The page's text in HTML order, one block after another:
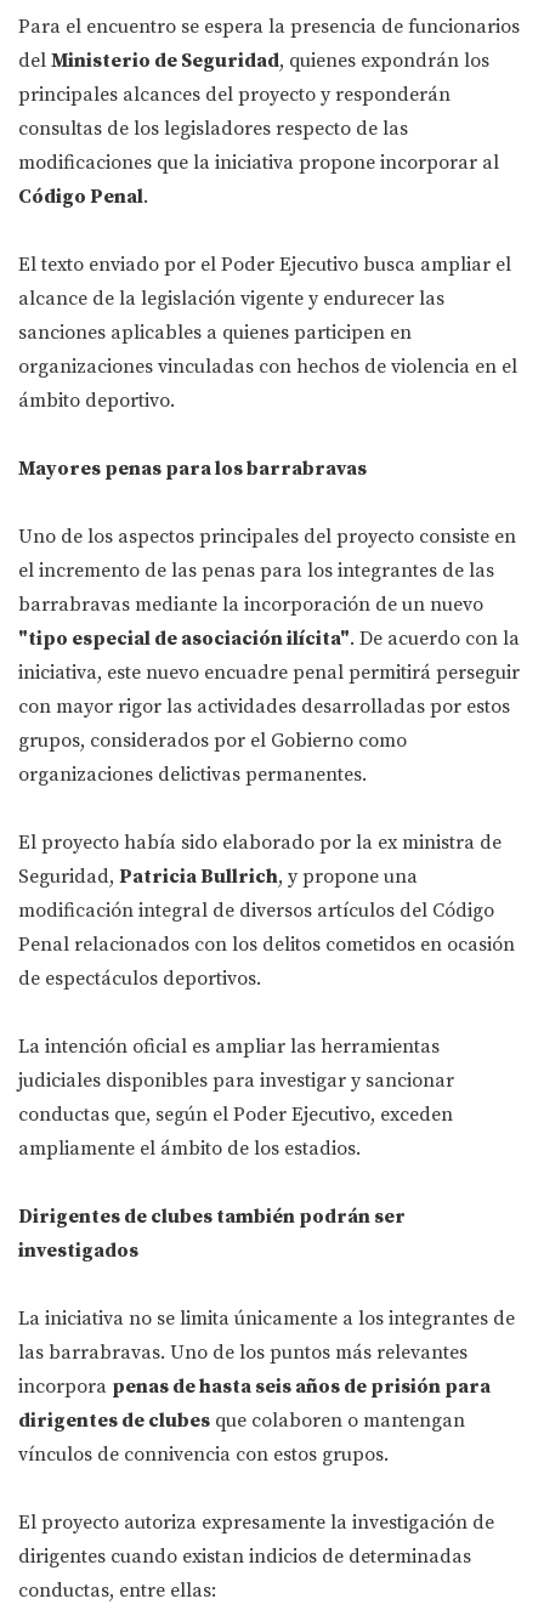
Para el encuentro se espera la presencia de funcionarios
del Ministerio de Seguridad, quienes expondrán los
principales alcances del proyecto y responderán
consultas de los legisladores respecto de las
modificaciones que la iniciativa propone incorporar al
Código Penal.
El texto enviado por el Poder Ejecutivo busca ampliar el
alcance de la legislación vigente y endurecer las
sanciones aplicables a quienes participen en
organizaciones vinculadas con hechos de violencia en el
ámbito deportivo.
Mayores penas para los barrabravas
Uno de los aspectos principales del proyecto consiste en
el incremento de las penas para los integrantes de las
barrabravas mediante la incorporación de un nuevo
"tipo especial de asociación ilícita". De acuerdo con la
iniciativa, este nuevo encuadre penal permitirá perseguir
con mayor rigor las actividades desarrolladas por estos
grupos, considerados por el Gobierno como
organizaciones delictivas permanentes.
El proyecto había sido elaborado por la ex ministra de
Seguridad, Patricia Bullrich, y propone una
modificación integral de diversos artículos del Código
Penal relacionados con los delitos cometidos en ocasión
de espectáculos deportivos.
La intención oficial es ampliar las herramientas
judiciales disponibles para investigar y sancionar
conductas que, según el Poder Ejecutivo, exceden
ampliamente el ámbito de los estadios.
Dirigentes de clubes también podrán ser
investigados
La iniciativa no se limita únicamente a los integrantes de
las barrabravas. Uno de los puntos más relevantes
incorpora penas de hasta seis años de prisión para
dirigentes de clubes que colaboren o mantengan
vínculos de connivencia con estos grupos.
El proyecto autoriza expresamente la investigación de
dirigentes cuando existan indicios de determinadas
conductas, entre ellas: